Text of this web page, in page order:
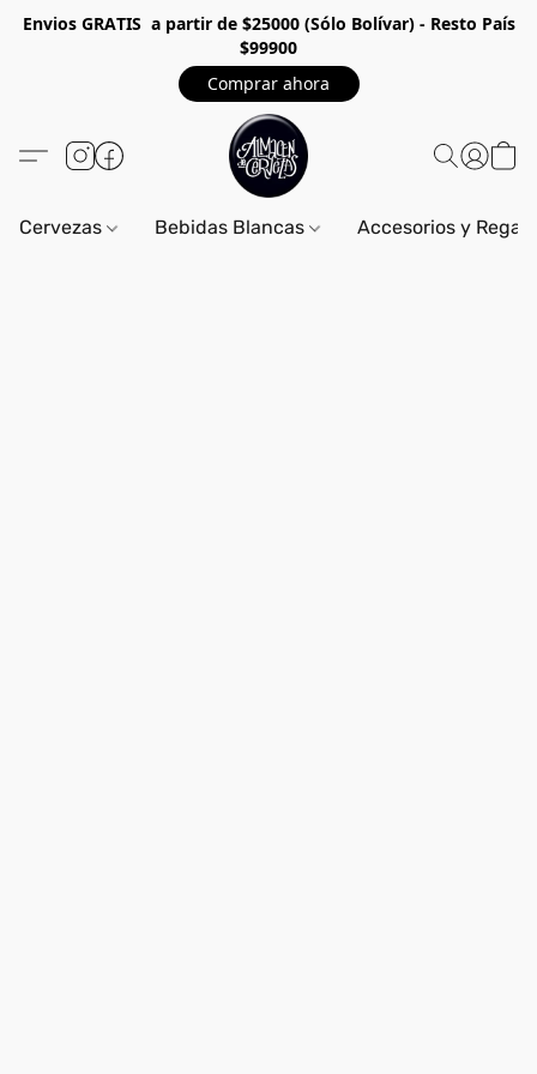
Envios GRATIS a partir de $25000 (Sólo Bolívar) - Resto País
$99900
Comprar ahora
Cervezas Bebidas Blancas Accesorios y